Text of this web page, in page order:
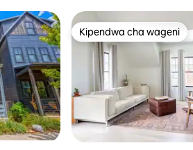
Kipendwa cha wageni
Kipendwa cha wageni